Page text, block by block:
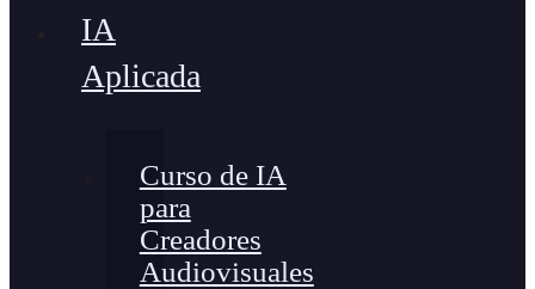
IA
Aplicada
Curso de IA
para
Creadores
Audiovisuales